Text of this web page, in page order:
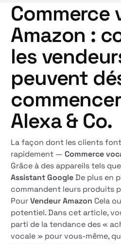
Commerce
Amazon :
les
peuvent
Alexa & Co.
La façon dont les clients
rapidement —Commerce
Grâce à des appareils tels
Assistant GoogleDe plus en
commandent leurs produits
PourVendeur Amazon Cela
potentiel. Dans cet article,
parti de la tendance des «
vocale » pour vous-même,